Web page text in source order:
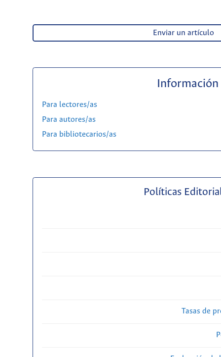
Enviar un artículo
Información
Para lectores/as
Para autores/as
Para bibliotecarios/as
Políticas
Tasas de